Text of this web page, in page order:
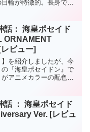
輪が特徴的。長身で凄
話： 海皇ポセイド
ORNAMENT
ビュー]
を紹介しましたが、今
の『海皇ポセイドン』で
アニメカラーの配色で
ますね。最近発売され
士聖衣大...
話 ： 海皇ポセイド
Ver. [レビュ